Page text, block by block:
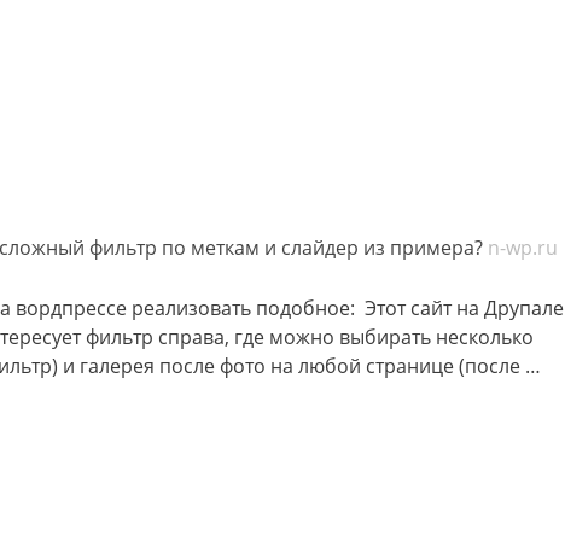
фильтр по меткам и слайдер из примера? n-wp.ru
реализовать подобное: Этот сайт на Друпале
фильтр справа, где можно выбирать несколько
и галерея после фото на любой странице (после …